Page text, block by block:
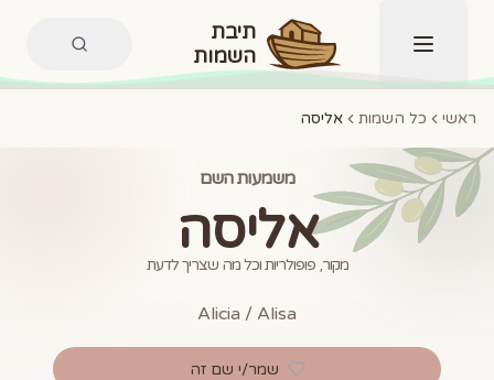
תפריט
תיבת
השמות
ראשי כל השמות אליסה
משמעות השם
אליסה
מקור, פופולריות וכל מה שצריך לדעת
Alicia / Alisa
שמר/י שם זה